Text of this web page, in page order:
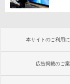
本サイトのご利用
広告掲載のご